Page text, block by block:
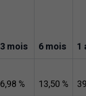
3mois 6mois 1
6,98 % 13,50 %